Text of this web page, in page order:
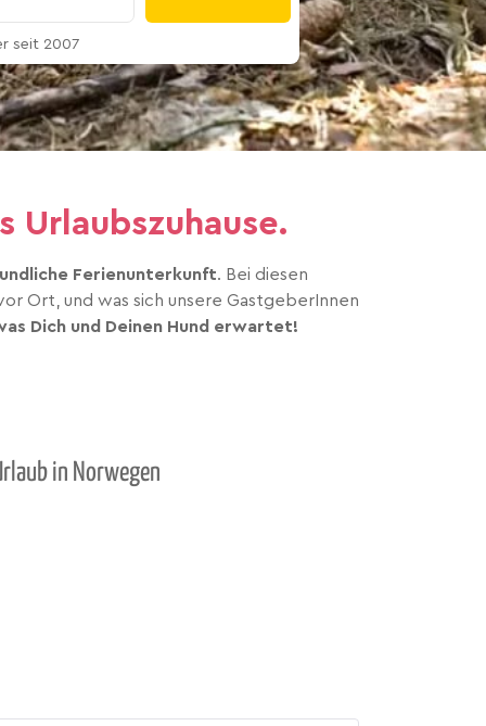
seit 2007
Ferienunterkunft. Bei diesen
Ort, und was sich unsere GastgeberInnen
Dich und Deinen Hund erwartet!
in Norwegen